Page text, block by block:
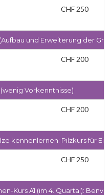
CHF 250
und Erweiterung der
CHF 200
Vorkenntnisse)
CHF 200
kennenlernen: Pilzkurs für
CHF 250
Kurs A1 (im 4. Quartal):